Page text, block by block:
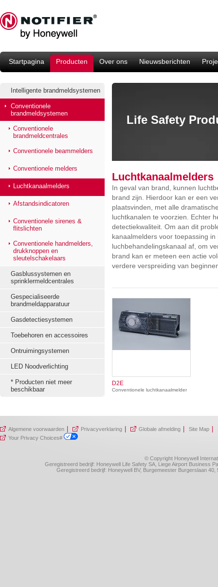
Startpagina Producten Over ons Nieuwsberichten
Intelligente brandmeldsystemen
Conventionele
brandmeldsystemen
Conventionele
brandmeldcentrales
Conventionele beammelders
Conventionele melders
Luchtkanaalmelders
Afstandsindicatoren
Conventionele sirenes &
flitslichten
Conventionele handmelders,
drukknoppen en
sleutelschakelaars
Gasblussystemen en
sprinklermeldcentrales
Gespecialiseerde
brandmeldapparatuur
Gasdetectiesystemen
Toebehoren en accessoires
Ontruimingsystemen
LED Noodverlichting
* Producten niet meer
beschikbaar
Life Safety
Luchtkanaalmelders
In geval van brand, kunnen
brand zijn. Hierdoor kan er een
plaatsvinden, met alle
luchtkanalen te voorzien. Echter
detectiekwaliteit. Om aan dit
kanaalmelders voor toepassing
luchbehandelingskanaal af, om
brand kan er meteen een actie
verdere verspreiding van
D2E
Conventionele luchtkanaalmelder
Algemene voorwaarden Privacyverklaring Globale afmelding Site Map
Your Privacy Choices#
© Copyright Honeywell
Geregistreerd bedrijf: Honeywell Life Safety SA, Liege Airport Business
Geregistreerd bedrijf: Honeywell BV, Burgemeester Burgerslaan